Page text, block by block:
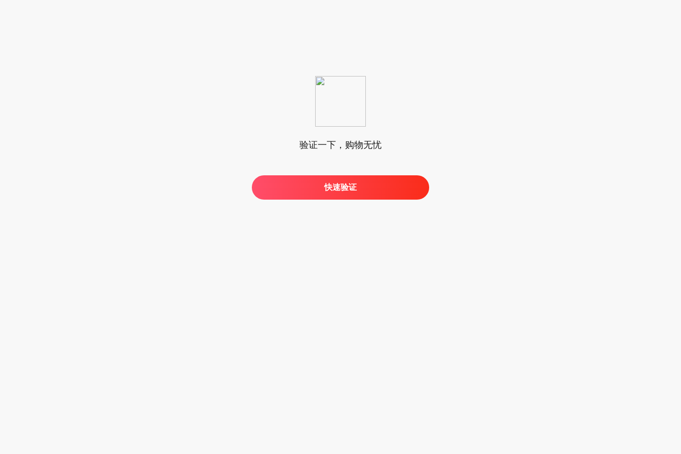
验证一下，购物无忧
快速验证